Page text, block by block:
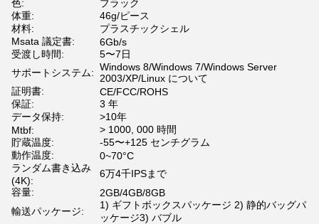
色:
ブラック
体重:
46g/ピース
材料:
プラスチックシェル
Msata 議定書:
6Gb/s
受渡し時間:
5〜7日
サポートシステム: Windows 8/Windows 7/Windows Server
2003/XP/Linux について
証明書:
CE/FCC/ROHS
保証:
3 年
データ保持:
>10年
Mtbf:
> 1000, 000 時間
貯蔵温度:
-55〜+125 センチグラム
動作温度:
0~70°C
ランダム書き込み
(4K):
6万4千IPSまで
容量:
2GB/4GB/8GB
輸送パッケージ:
1) ギフトボックスパッケージ 2) 静的バッグパ
ッケージ3) バブル